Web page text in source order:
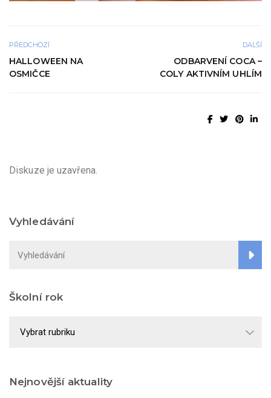
PŘEDCHOZÍ
HALLOWEEN NA
OSMIČCE
DALŠÍ
ODBARVENÍ COCA –
COLY AKTIVNÍM UHLÍM
Diskuze je uzavřena.
Vyhledávání
Školní rok
Nejnovější aktuality